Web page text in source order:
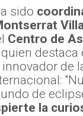
sido
Centro de
quien destaca
de
de
la